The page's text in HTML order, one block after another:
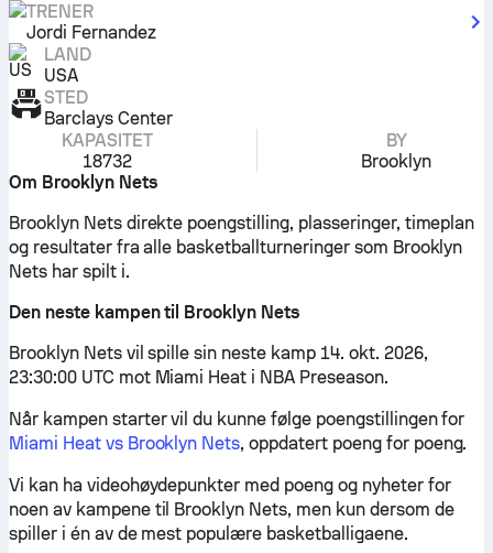
TRENER
Jordi Fernandez
LAND
USA
STED
Barclays Center
KAPASITET
18732
BY
Brooklyn
Om Brooklyn Nets
Brooklyn Nets direkte poengstilling, plasseringer, timeplan
og resultater fra alle basketballturneringer som Brooklyn
Nets har spilt i.
Den neste kampen til Brooklyn Nets
Brooklyn Nets vil spille sin neste kamp 14. okt. 2026,
23:30:00 UTC mot Miami Heat i NBA Preseason.
Når kampen starter vil du kunne følge poengstillingen for
Miami Heat vs Brooklyn Nets, oppdatert poeng for poeng.
Vi kan ha videohøydepunkter med poeng og nyheter for
noen av kampene til Brooklyn Nets, men kun dersom de
spiller i én av de mest populære basketballigaene.